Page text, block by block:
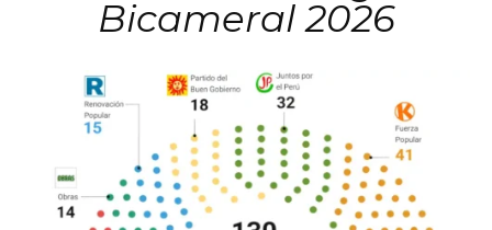
Bicameral 2026